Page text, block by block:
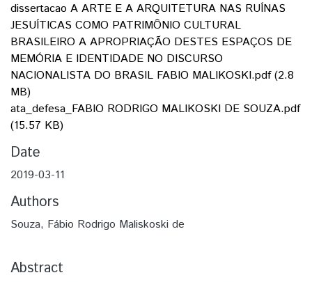
dissertacao A ARTE E A ARQUITETURA NAS RUÍNAS
JESUÍTICAS COMO PATRIMÔNIO CULTURAL
BRASILEIRO A APROPRIAÇÃO DESTES ESPAÇOS DE
MEMÓRIA E IDENTIDADE NO DISCURSO
NACIONALISTA DO BRASIL FABIO MALIKOSKI.pdf(2.8
MB)
ata_defesa_FABIO RODRIGO MALIKOSKI DE SOUZA.pdf
(15.57 KB)
Date
2019-03-11
Authors
Souza, Fábio Rodrigo Maliskoski de
Abstract